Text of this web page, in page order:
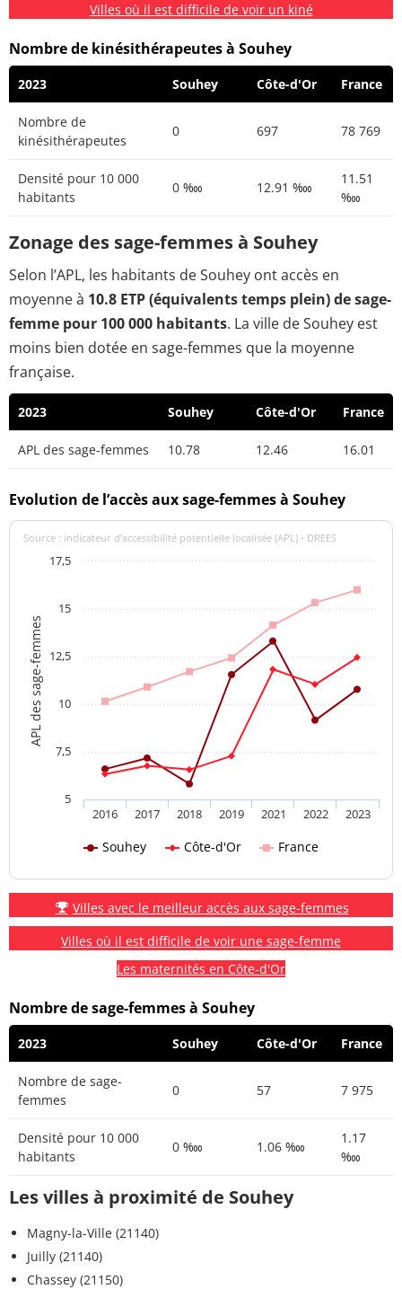
Villes où il est difficile de voir un kiné
Nombre de kinésithérapeutes à Souhey
2023 Souhey Côte-d'Or France
Nombre de
kinésithérapeutes
0 697 78 769
Densité pour 10 000
habitants
0 ‱ 12.91 ‱
11.51
‱
Zonage des sage-femmes à Souhey
Selon l’APL, les habitants de Souhey ont accès en
moyenne à 10.8 ETP (équivalents temps plein) de sage-
femme pour 100 000 habitants. La ville de Souhey est
moins bien dotée en sage-femmes que la moyenne
française.
2023 Souhey Côte-d'Or France
APL des sage-femmes 10.78 12.46 16.01
Evolution de l’accès aux sage-femmes à Souhey
APL des sage-femmes
Source : indicateur d’accessibilité potentielle localisée (APL) - DREES
Souhey Côte-d'Or France
2016 2017 2018 2019 2021 2022 2023
5
7,5
10
12,5
15
17,5
Villes avec le meilleur accès aux sage-femmes
Villes où il est difficile de voir une sage-femme
Les maternités en Côte-d'Or
Nombre de sage-femmes à Souhey
2023 Souhey Côte-d'Or France
Nombre de sage-
femmes
0 57 7 975
Densité pour 10 000
habitants
0 ‱ 1.06 ‱
1.17
‱
Les villes à proximité de Souhey
Magny-la-Ville (21140)
Juilly (21140)
Chassey (21150)